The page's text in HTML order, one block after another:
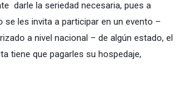
darle la seriedad necesaria, pues a
se les invita a participar en un evento –
a nivel nacional – de algún estado, el
tiene que pagarles su hospedaje,